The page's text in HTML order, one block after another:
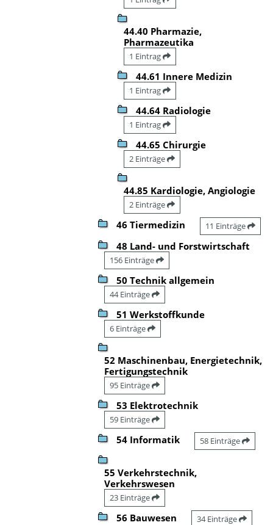
44.40 Pharmazie,
Pharmazeutika
1 Eintrag
44.61 Innere Medizin
1 Eintrag
44.64 Radiologie
1 Eintrag
44.65 Chirurgie
2 Einträge
44.85 Kardiologie, Angiologie
2 Einträge
46 Tiermedizin 11 Einträge
48 Land- und Forstwirtschaft
156 Einträge
50 Technik allgemein
44 Einträge
51 Werkstoffkunde
6 Einträge
52 Maschinenbau, Energietechnik,
Fertigungstechnik
95 Einträge
53 Elektrotechnik
59 Einträge
54 Informatik 58 Einträge
55 Verkehrstechnik,
Verkehrswesen
23 Einträge
56 Bauwesen 34 Einträge